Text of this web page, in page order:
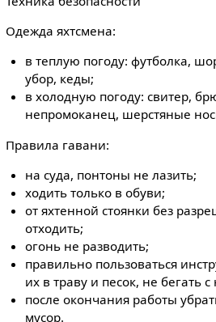
Одежда яхтсмена:
в теплую погоду: футболка,
убор, кеды;
в холодную погоду: свитер,
непромоканец, шерстяные
Правила гавани:
на суда, понтоны не лазить;
ходить только в обуви;
от яхтенной стоянки без
отходить;
огонь не разводить;
правильно пользоваться
их в траву и песок, не бегать
после окончания работы
мусор.